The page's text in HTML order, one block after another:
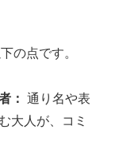
の点です。
： 通り名や表
大人が、コミ